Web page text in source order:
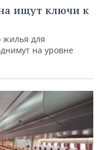
ищут ключи к
жилья для
на уровне